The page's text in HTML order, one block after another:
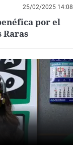
25/02/2025 14:08
por el
Raras